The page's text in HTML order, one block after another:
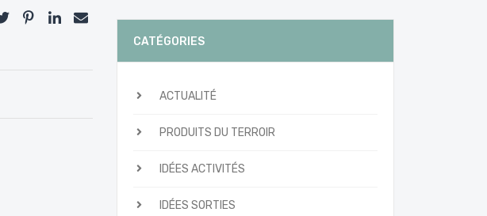
CATÉGORIES
ACTUALITÉ
PRODUITS DU TERROIR
IDÉES ACTIVITÉS
IDÉES SORTIES